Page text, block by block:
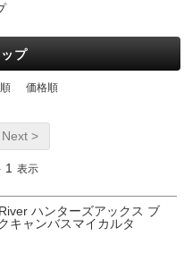
プ
価格順
Next >
1 表示
ハンターズアックス ブ
キャンバスマイカルタ